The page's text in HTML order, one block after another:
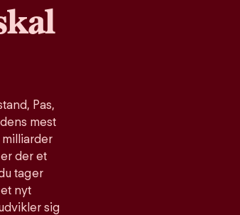
Pas,
mest
der et
tager
nyt
sig